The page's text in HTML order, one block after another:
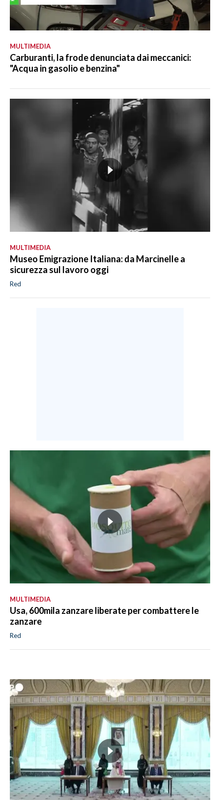
MULTIMEDIA
Carburanti, la frode denunciata dai meccanici:
"Acqua in gasolio e benzina"
MULTIMEDIA
Museo Emigrazione Italiana: da Marcinelle a
sicurezza sul lavoro oggi
Red
MULTIMEDIA
Usa, 600mila zanzare liberate per combattere le
zanzare
Red